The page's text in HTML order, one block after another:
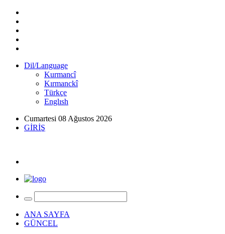
Dil/Language
Kurmancî
Kırmanckî
Türkçe
Englısh
Cumartesi 08 Ağustos 2026
GİRİŞ
ANA SAYFA
GÜNCEL